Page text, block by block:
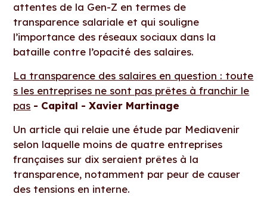
attentes de la Gen-Z en termes de
transparence salariale et qui souligne
l’importance des réseaux sociaux dans la
bataille contre l’opacité des salaires.
La transparence des salaires en question : toute
s les entreprises ne sont pas prêtes à franchir le
pas - Capital - Xavier Martinage
Un article qui relaie une étude par Mediavenir
selon laquelle moins de quatre entreprises
françaises sur dix seraient prêtes à la
transparence, notamment par peur de causer
des tensions en interne.